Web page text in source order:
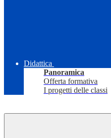
Didattica
Panoramica
Offerta formativa
I progetti delle classi